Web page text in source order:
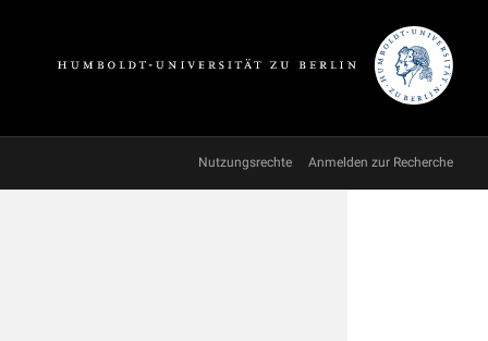
Nutzungsrechte Anmelden zur Recherche